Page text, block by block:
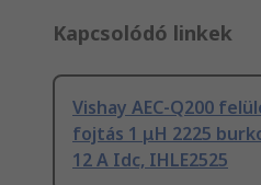
Kapcsolódó linkek
Vishay AEC-Q200
fojtás 1 μH 2225
12 A Idc, IHLE2525